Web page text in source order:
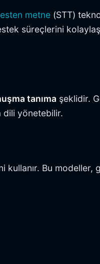
metne (STT)
süreçlerini
tanıma şeklidir.
dili yönetebilir.
Bu